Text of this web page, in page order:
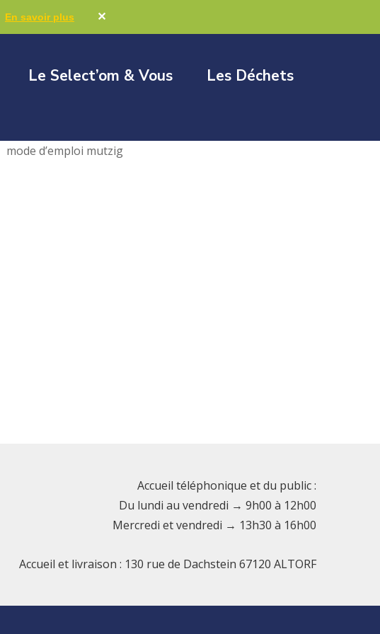
En savoir plus ✕
Le Select’om & Vous Les Déchets
mode d’emploi mutzig
Accueil téléphonique et du public :
Du lundi au vendredi → 9h00 à 12h00
Mercredi et vendredi → 13h30 à 16h00
Accueil et livraison : 130 rue de Dachstein 67120 ALTORF